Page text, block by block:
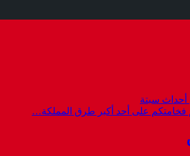
أحداث سبتة
فخامتكم على أحد أكبر طرق المملكة…